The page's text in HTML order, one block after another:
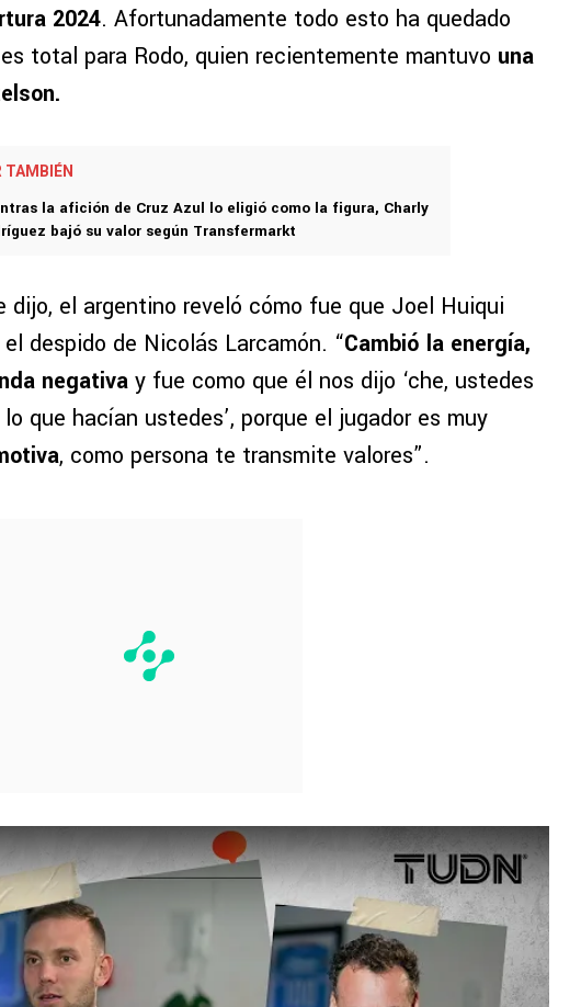
2024. Afortunadamente todo esto ha quedado
total para Rodo, quien recientemente mantuvo una
TAMBIÉN
la afición de Cruz Azul lo eligió como la figura, Charly
bajó su valor según Transfermarkt
dijo, el argentino reveló cómo fue que Joel Huiqui
despido de Nicolás Larcamón. “Cambió la energía,
negativa y fue como que él nos dijo ‘che, ustedes
que hacían ustedes’, porque el jugador es muy
, como persona te transmite valores”.